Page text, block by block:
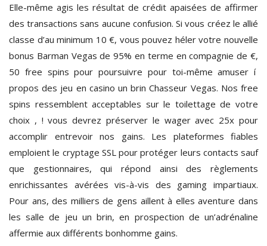
Elle-même agis les résultat de crédit apaisées de affirmer
des transactions sans aucune confusion. Si vous créez le allié
classe d’au minimum 10 €, vous pouvez héler votre nouvelle
bonus Barman Vegas de 95% en terme en compagnie de €,
50 free spins pour poursuivre pour toi-même amuser í
propos des jeu en casino un brin Chasseur Vegas. Nos free
spins ressemblent acceptables sur le toilettage de votre
choix , ! vous devrez préserver le wager avec 25x pour
accomplir entrevoir nos gains. Les plateformes fiables
emploient le cryptage SSL pour protéger leurs contacts sauf
que gestionnaires, qui répond ainsi des règlements
enrichissantes avérées vis-à-vis des gaming impartiaux.
Pour ans, des milliers de gens aillent à elles aventure dans
les salle de jeu un brin, en prospection de un’adrénaline
affermie aux différents bonhomme gains.